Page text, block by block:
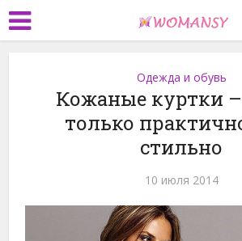
Одежда и обувь
Кожаные куртки –
только
стильно
10 июля 2014